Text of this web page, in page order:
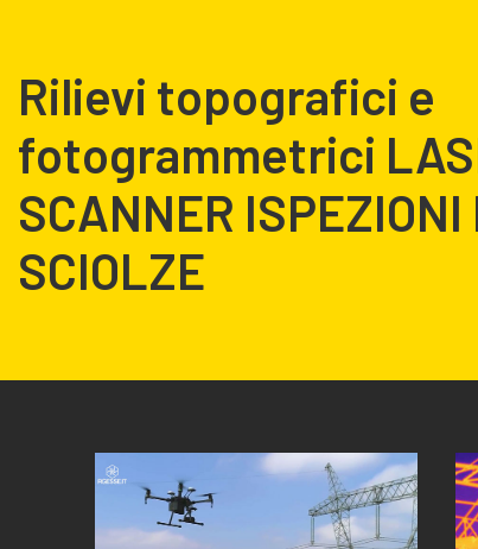
Rilievi topografici e
fotogrammetrici
SCANNER ISPEZIONI
SCIOLZE